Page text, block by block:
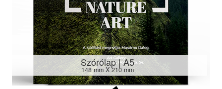
Szórólap | A5
148 mm X 210 mm